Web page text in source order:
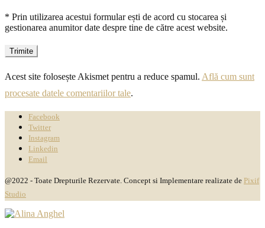
* Prin utilizarea acestui formular ești de acord cu stocarea și
gestionarea anumitor date despre tine de către acest website.
Acest site folosește Akismet pentru a reduce spamul. Află cum sunt
procesate datele comentariilor tale.
Facebook
Twitter
Instagram
Linkedin
Email
@2022 - Toate Drepturile Rezervate. Concept si Implementare realizate de Pixif
Studio